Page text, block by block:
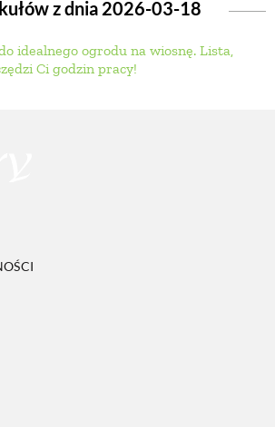
z dnia 2026-03-18
idealnego ogrodu na wiosnę. Lista,
Ci godzin pracy!
BUDUJEMY DOM
OGRODU